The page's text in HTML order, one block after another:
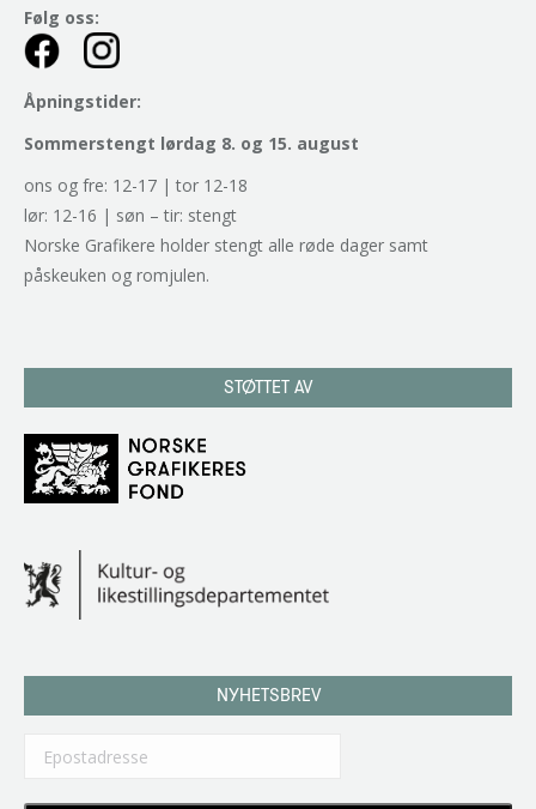
Følg oss:
Åpningstider:
Sommerstengt lørdag 8. og 15. august
ons og fre: 12-17 | tor 12-18
lør: 12-16 | søn – tir: stengt
Norske Grafikere holder stengt alle røde dager samt
påskeuken og romjulen.
STØTTET AV
NYHETSBREV